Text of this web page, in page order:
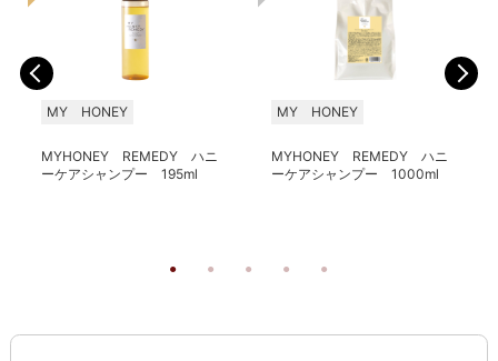
MY HONEY
MYHONEY REMEDY ハニ
ーケアシャンプー 195ml
MY HONEY
MYHONEY REMEDY ハニ
ーケアシャンプー 1000ml